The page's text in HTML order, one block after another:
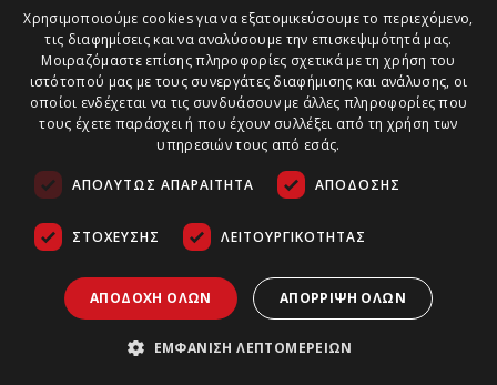
Χρησιμοποιούμε cookies για να εξατομικεύσουμε το περιεχόμενο,
τις διαφημίσεις και να αναλύσουμε την επισκεψιμότητά μας.
Μοιραζόμαστε επίσης πληροφορίες σχετικά με τη χρήση του
ιστότοπού μας με τους συνεργάτες διαφήμισης και ανάλυσης, οι
οποίοι ενδέχεται να τις συνδυάσουν με άλλες πληροφορίες που
τους έχετε παράσχει ή που έχουν συλλέξει από τη χρήση των
υπηρεσιών τους από εσάς.
ΑΠΟΛΎΤΩΣ ΑΠΑΡΑΊΤΗΤΑ ΑΠΌΔΟΣΗΣ
ΣΤΌΧΕΥΣΗΣ ΛΕΙΤΟΥΡΓΙΚΌΤΗΤΑΣ
ΑΠΟΔΟΧΉ ΌΛΩΝ ΑΠΌΡΡΙΨΗ ΌΛΩΝ
ΕΜΦΆΝΙΣΗ ΛΕΠΤΟΜΕΡΕΙΏΝ